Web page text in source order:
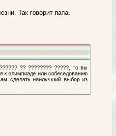
Так говорит папа.
?? ???????? ?????, то вы
к олимпиаде или собеседованию
сделать наилучший выбор из